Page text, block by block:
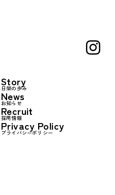
Story
日榮の歩み
News
お知らせ
Recruit
採用情報
Privacy Policy
プライバシーポリシー